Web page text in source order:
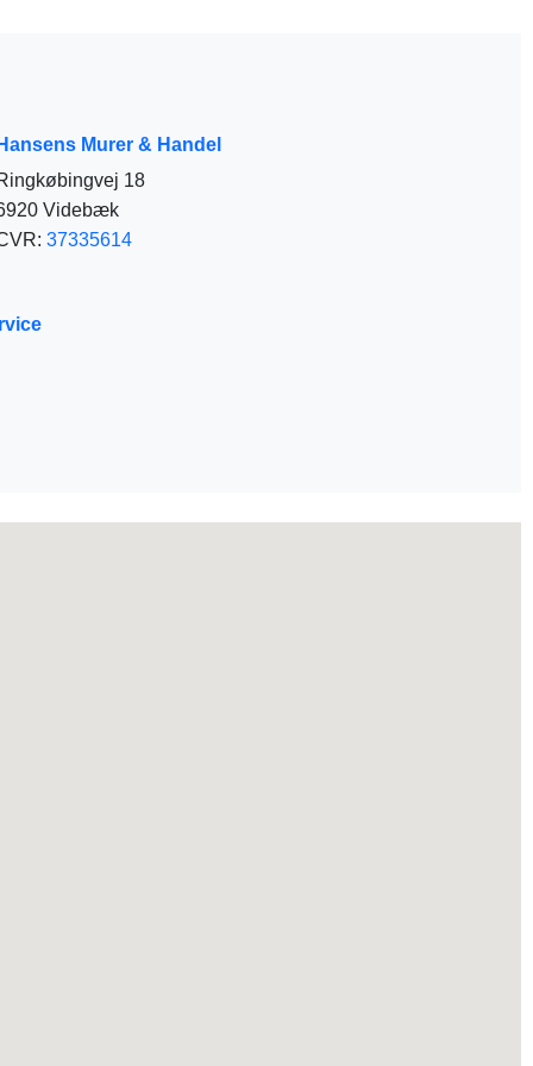
Hansens Murer & Handel
18
Videbæk
37335614